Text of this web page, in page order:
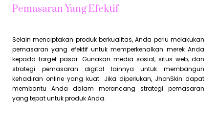
Pemasaran Yang Efektif
Selain menciptakan produk berkualitas, Anda perlu melakukan
pemasaran yang efektif untuk memperkenalkan merek Anda
kepada target pasar. Gunakan media sosial, situs web, dan
strategi pemasaran digital lainnya untuk membangun
kehadiran online yang kuat. Jika diperlukan, JhonSkin dapat
membantu Anda dalam merancang strategi pemasaran
yang tepat untuk produk Anda.